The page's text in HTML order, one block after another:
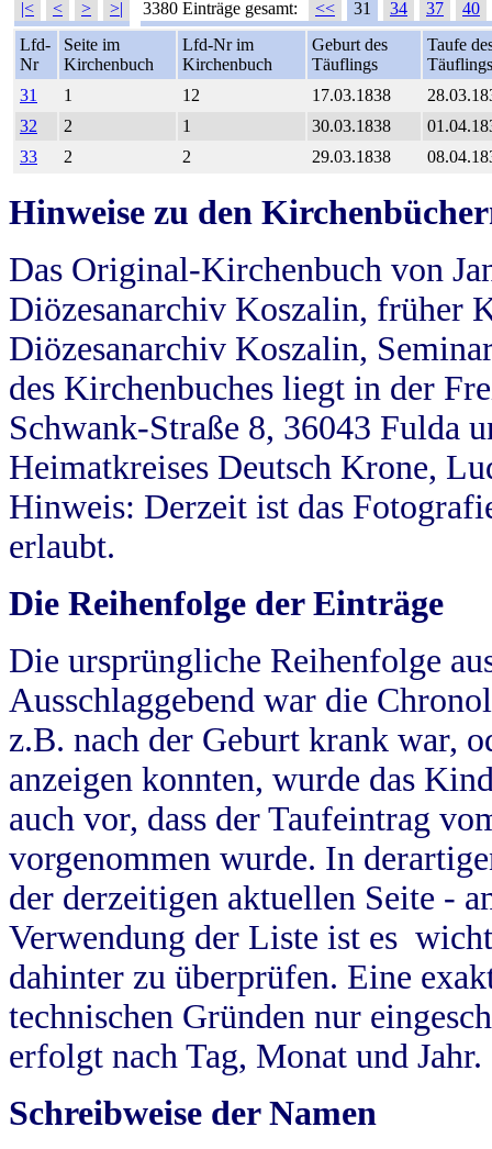
|< < > >| 3380 Einträge gesamt: << 31 34 37
40
Lfd-
Nr
Seite im
Kirchenbuch
Lfd-Nr im
Kirchenbuch
Geburt des
Täuflings
Taufe
Täuflings
31
1 12 17.03.1838
32
2 1 30.03.1838
33
2 2 29.03.1838
Hinweise zu den
Das Original-Kirchenbuch von
Diözesanarchiv Koszalin, früher
Diözesanarchiv Koszalin,
des Kirchenbuches liegt in der
Schwank-Straße 8, 36043 Fulda
Heimatkreises Deutsch Krone,
Hinweis: Derzeit ist das
erlaubt.
Die Reihenfolge der Einträge
Die ursprüngliche Reihenfolge
Ausschlaggebend war die
z.B. nach der Geburt krank war,
anzeigen konnten, wurde das
auch vor, dass der Taufeintrag
vorgenommen wurde. In
der derzeitigen aktuellen Seite -
Verwendung der Liste ist es
dahinter zu überprüfen. Eine
technischen Gründen nur
erfolgt nach Tag, Monat und Jahr.
Schreibweise der Namen